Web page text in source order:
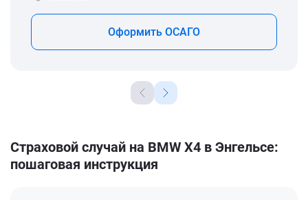
Оформить ОСАГО
Страховой случай на BMW X4 в Энгельсе:
пошаговая инструкция